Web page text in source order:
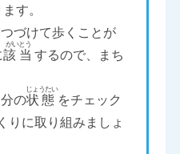
す。
づけて歩くことが
該当 するので、まち
の状態 をチェック
りに取り組みましょ